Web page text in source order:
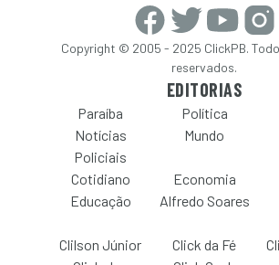
Copyright © 2005 - 2025 ClickPB.
reservados.
EDITORIAS
Paraíba Política
Notícias
Policiais
Mundo
Cotidiano Economia
Educação
Alfredo Soares
Clilson Júnior
Click da Fé